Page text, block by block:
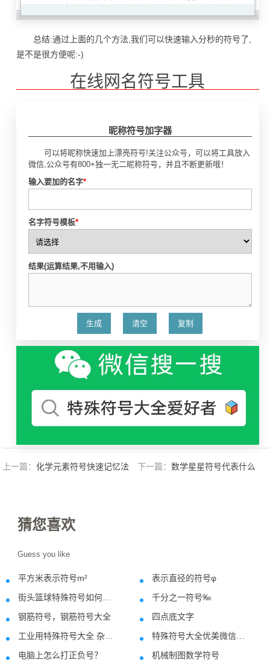
总结:通过上面的几个方法,我们可以快速输入分秒的符号了,
是不是很方便呢:-)
在线网名符号工具
昵称符号加字器
可以将昵称快速加上漂亮符号!关注公众号，可以将工具放入
微信,公众号有800+独一无二昵称符号，并且不断更新哦！
输入要加的名字*
名字符号模板*
结果(运算结果,不用输入)
上一篇：化学元素符号快速记忆法 下一篇：数学星星符号代表什么
猜您喜欢
Guess you like
平方米表示符号m² 表示直径的符号φ
千分之一符号‰
钢筋符号，钢筋符号大全 四点底文字
特殊符号大全优美微信昵称制作网名符号案例分享-07.11
电脑上怎么打正负号？ 机械制图数学符号